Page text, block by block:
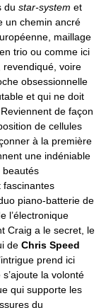
du star-system et
un chemin ancré
maillage
trio ou comme ici
revendiqué, voire
obsessionnelle
et qui ne doit
de façon
de cellules
à la première
une indéniable
beautés
fascinantes
piano-batterie de
l’électronique
Craig a le secret, le
de Chris Speed
prend ici
la volonté
qui supporte les
du